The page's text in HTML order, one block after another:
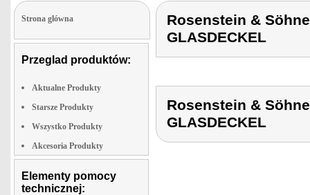
Strona glówna
Przeglad produktów:
Aktualne Produkty
Starsze Produkty
Wszystko Produkty
Akcesoria Produkty
Elementy pomocy
technicznej:
Rosenstein &
GLASDECKEL
Rosenstein &
GLASDECKEL